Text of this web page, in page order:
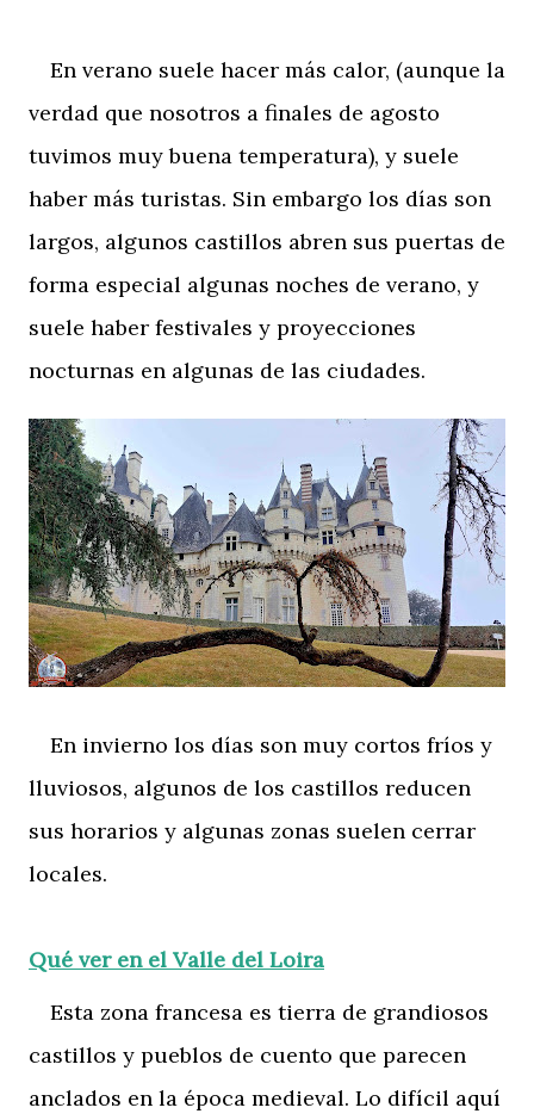
En verano suele hacer más calor, (aunque la
verdad que nosotros a finales de agosto
tuvimos muy buena temperatura), y suele
haber más turistas. Sin embargo los días son
largos, algunos castillos abren sus puertas de
forma especial algunas noches de verano, y
suele haber festivales y proyecciones
nocturnas en algunas de las ciudades.
En invierno los días son muy cortos fríos y
lluviosos, algunos de los castillos reducen
sus horarios y algunas zonas suelen cerrar
locales.
Qué ver en el Valle del Loira
Esta zona francesa es tierra de grandiosos
castillos y pueblos de cuento que parecen
anclados en la época medieval. Lo difícil aquí